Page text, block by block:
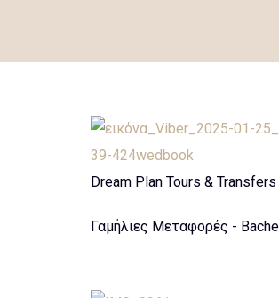
Dream Plan Tours & Transfers
Γαμήλιες Μεταφορές -